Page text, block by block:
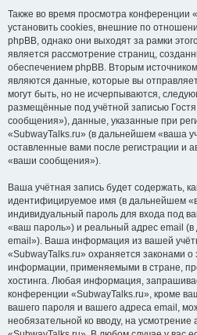
Также во время просмотра конференции
установить cookies, внешние по
phpBB, однако они выходят за рамки
является рассмотрение страниц,
обеспечением phpBB. Вторым
являются данные, которые вы
могут быть, но не исчерпываются,
размещённые под учётной записью
сообщения»), данные, указанные при
«SubwayTalks.ru» (в дальнейшем «ваша
оставленные вами после регистрации и
«ваши сообщения»).
Ваша учётная запись будет содержать,
идентифицируемое имя (в дальнейшем
индивидуальный пароль для входа под
«ваш пароль») и реальный адрес email
email»). Ваша информация из вашей
«SubwayTalks.ru» охраняется законами
информации, применяемыми в стране,
хостинга. Любая информация,
конференции «SubwayTalks.ru», кроме
вашего пароля и вашего адреса email,
необязательной ко вводу, на